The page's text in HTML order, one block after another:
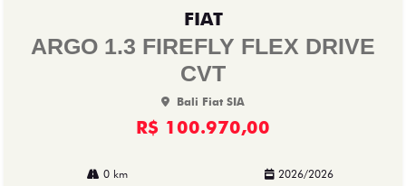
lhe
FIAT
ARGO 1.3 FIREFLY FLEX DRIVE
CVT
Bali Fiat SIA
R$ 100.970,00
0 km 2026/2026